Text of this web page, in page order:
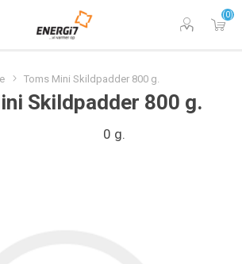
(0)
Toms Mini Skildpadder 800 g.
Skildpadder 800 g.
0 g.